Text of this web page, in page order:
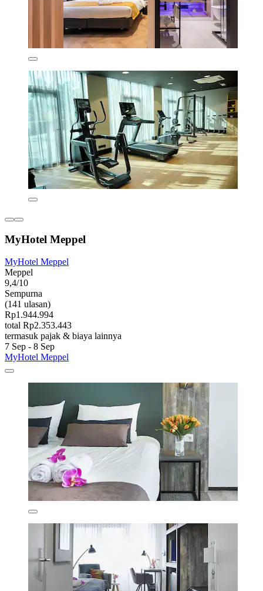
MyHotel Meppel
MyHotel Meppel
Meppel
9,4/10
Sempurna
(141 ulasan)
Rp1.944.994
total Rp2.353.443
termasuk pajak & biaya lainnya
7 Sep - 8 Sep
MyHotel Meppel